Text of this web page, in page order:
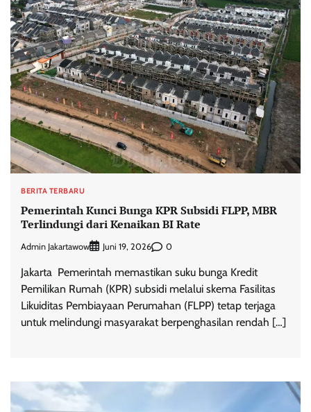
BERITA TERBARU
Pemerintah Kunci Bunga KPR Subsidi FLPP, MBR
Terlindungi dari Kenaikan BI Rate
Admin Jakartawow Juni 19, 2026 0
Jakarta  Pemerintah memastikan suku bunga Kredit
Pemilikan Rumah (KPR) subsidi melalui skema Fasilitas
Likuiditas Pembiayaan Perumahan (FLPP) tetap terjaga
untuk melindungi masyarakat berpenghasilan rendah […]